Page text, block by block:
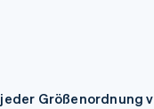
Größenordnung